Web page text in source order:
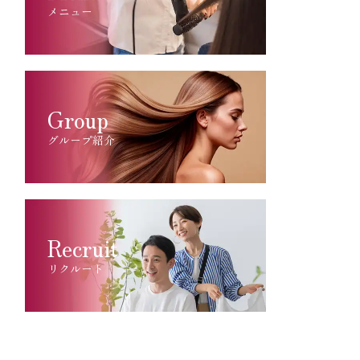
メニュー
Group
グループ紹介
Recruit
リクルート